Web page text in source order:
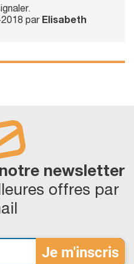
par Elisabeth
newsletter
offres par